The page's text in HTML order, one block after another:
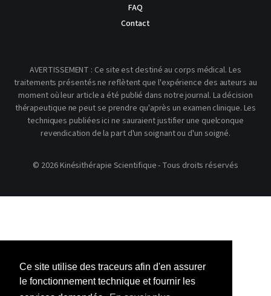
Ce site utilise des traceurs afin d'en assurer
le fonctionnement technique et fournir les
FAQ
Contact
AVERTISSEMENT : Ce site est destiné au corps médical. Les
traitements présentés ne reflètent que l'expérience des auteurs au
moment où leur article a été publié dans notre journal. La décision
thérapeutique ne peut se prendre qu'après un examen clinique. Les
techniques publiées ici ne sauraient justifier une quelconque
revendication de la part d'un soignant ou d'un soigné.
© 2026 Kinésithérapie Scientifique - Tous droits réservés